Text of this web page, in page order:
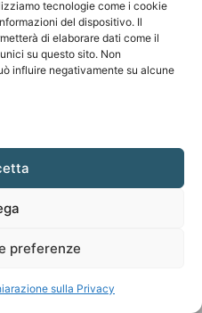
tecnologie come i cookie
del dispositivo. Il
di elaborare dati come il
su questo sito. Non
influire negativamente su alcune
preferenze
sulla Privacy